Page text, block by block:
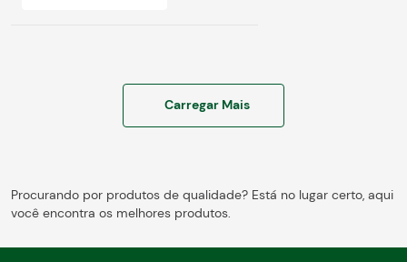
Carregar Mais
Procurando por produtos de qualidade? Está no lugar certo, aqui
você encontra os melhores produtos.